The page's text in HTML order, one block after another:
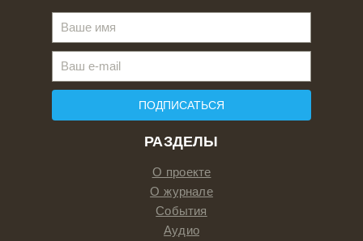
РАЗДЕЛЫ
О проекте
О журнале
События
Аудио
ПОДПИСАТЬСЯ